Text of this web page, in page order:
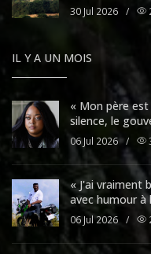
30 Jul 2026 /
IL Y A UN MOIS
« Mon père
silence, le
06 Jul 2026 /
« J'ai vraiment
avec humour à
06 Jul 2026 /